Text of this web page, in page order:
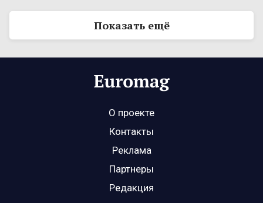
Показать ещё
О проекте
Контакты
Реклама
Партнеры
Редакция